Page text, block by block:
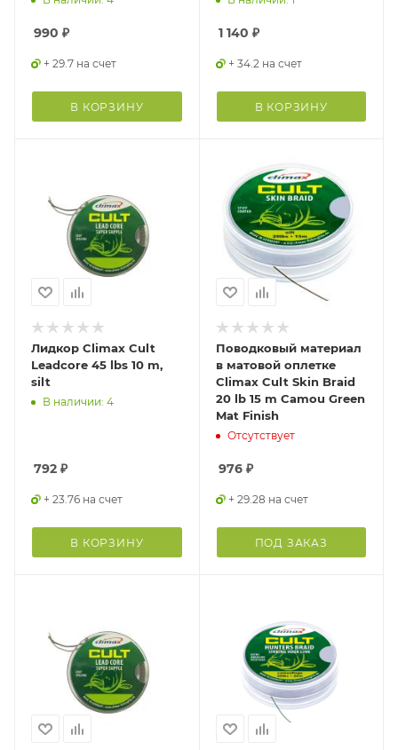
990 ₽
+ 29.7 на счет
В КОРЗИНУ
1 140 ₽
+ 34.2 на счет
В КОРЗИНУ
Лидкор Climax Cult
Leadcore 45 lbs 10 m,
silt
В наличии: 4
792 ₽
+ 23.76 на счет
В КОРЗИНУ
Поводковый материал
в матовой оплетке
Climax Cult Skin Braid
20 lb 15 m Camou Green
Mat Finish
Отсутствует
976₽
+ 29.28 на счет
ПОД ЗАКАЗ